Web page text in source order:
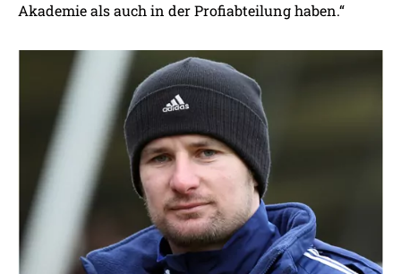
Akademie als auch in der Profiabteilung haben.“